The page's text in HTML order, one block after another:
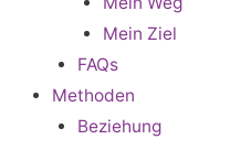
Mein Ziel
FAQs
Methoden
Beziehung